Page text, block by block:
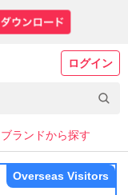
ログイン
ブランドから探す
Overseas Visitors